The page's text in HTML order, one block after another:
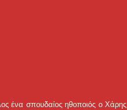
ένα σπουδαίος ηθοποιός ο Χάρης